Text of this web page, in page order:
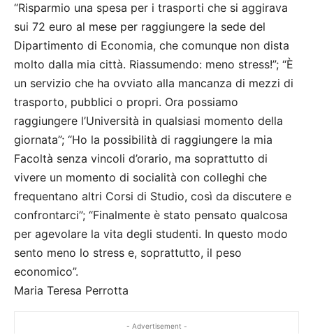
“Risparmio una spesa per i trasporti che si aggirava
sui 72 euro al mese per raggiungere la sede del
Dipartimento di Economia, che comunque non dista
molto dalla mia città. Riassumendo: meno stress!”; “È
un servizio che ha ovviato alla mancanza di mezzi di
trasporto, pubblici o propri. Ora possiamo
raggiungere l’Università in qualsiasi momento della
giornata”; “Ho la possibilità di raggiungere la mia
Facoltà senza vincoli d’orario, ma soprattutto di
vivere un momento di socialità con colleghi che
frequentano altri Corsi di Studio, così da discutere e
confrontarci”; “Finalmente è stato pensato qualcosa
per agevolare la vita degli studenti. In questo modo
sento meno lo stress e, soprattutto, il peso
economico”.
Maria Teresa Perrotta
- Advertisement -